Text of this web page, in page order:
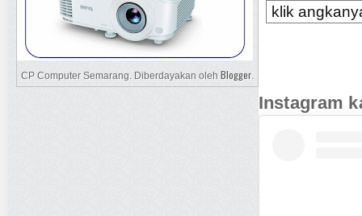
klik
Instagram
CP Computer Semarang. Diberdayakan oleh Blogger.